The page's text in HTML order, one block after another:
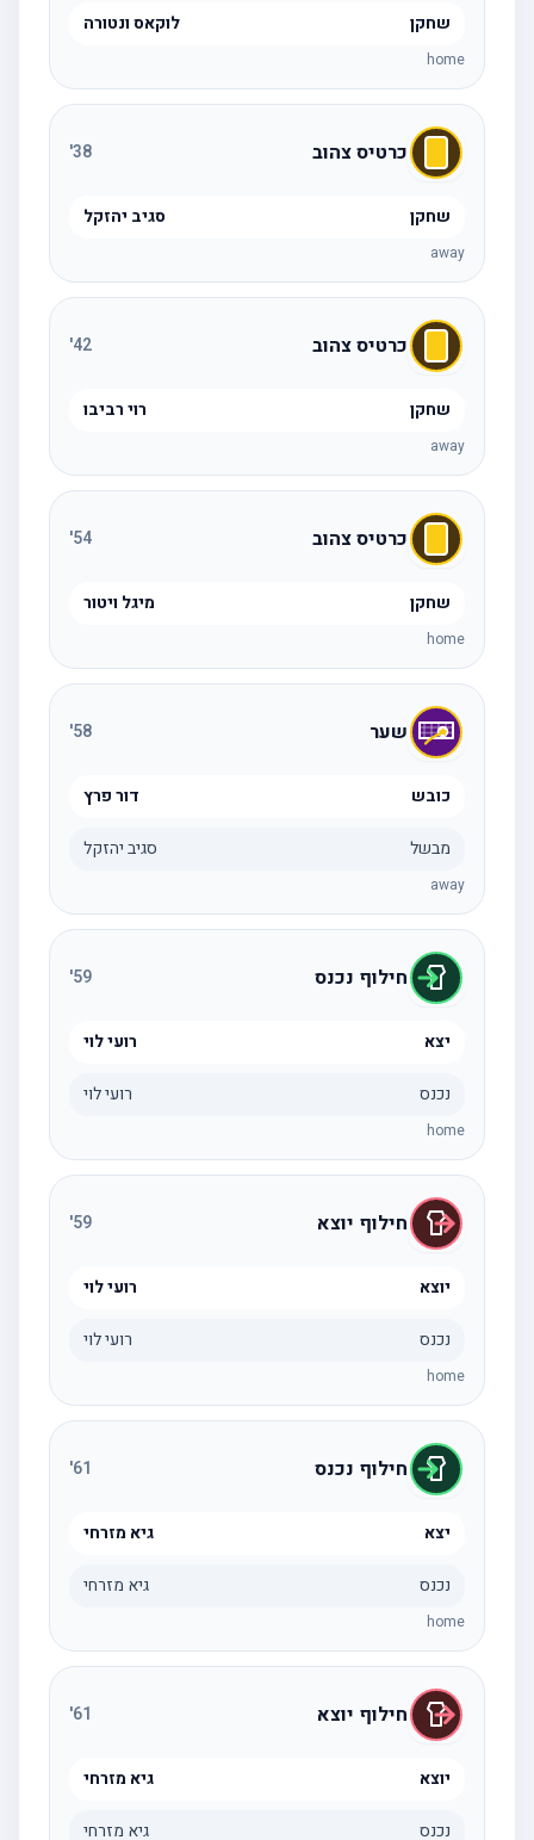
שחקן לוקאס ונטורה
home
כרטיס צהוב 38
'
שחקן סגיב יהזקל
away
כרטיס צהוב 42
'
שחקן רוי רביבו
away
כרטיס צהוב 54
'
שחקן מיגל ויטור
home
שער 58
'
כובש דור פרץ
מבשל סגיב יהזקל
away
חילוף נכנס 59
'
יצא רועי לוי
נכנס רועי לוי
home
חילוף יוצא 59
'
יוצא רועי לוי
נכנס רועי לוי
home
חילוף נכנס 61
'
יצא גיא מזרחי
נכנס גיא מזרחי
home
חילוף יוצא 61
'
יוצא גיא מזרחי
נכנס גיא מזרחי